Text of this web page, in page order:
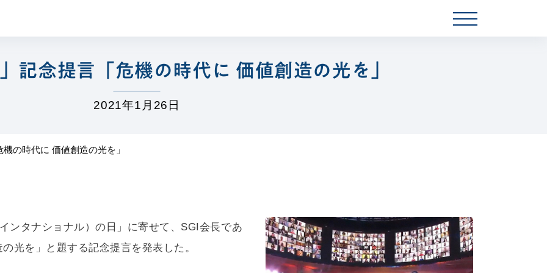
toggle
記念提言 「危機の時代に 価値創造の光を」
2021年1月26日
機の時代に 価値創造の光を」
ンタナショナル）の日」に寄せて、SGI会長であ
光を」と題する記念提言を発表した。